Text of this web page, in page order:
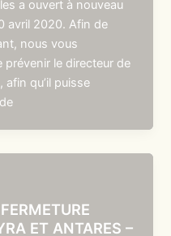
a ouvert à nouveau
avril 2020. Afin de
nous vous
prévenir le directeur de
qu’il puisse
ET ANTARES –